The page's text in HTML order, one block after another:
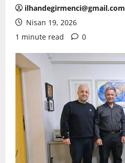
ilhandegirmenci@gmail.com
Nisan 19, 2026
1 minute read
0